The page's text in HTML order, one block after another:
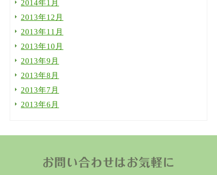
2014年1月
2013年12月
2013年11月
2013年10月
2013年9月
2013年8月
2013年7月
2013年6月
お問い合わせはお気軽に